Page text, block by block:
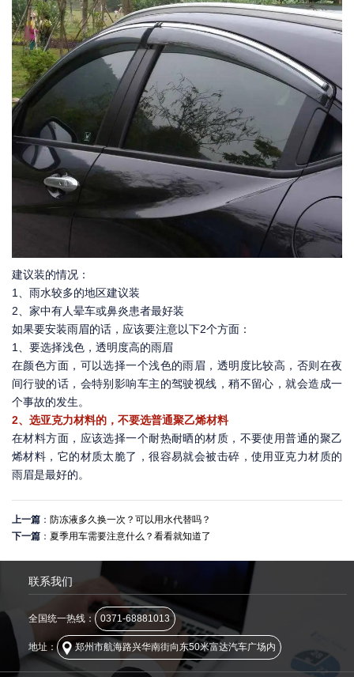
建议装的情况：
1、雨水较多的地区建议装
2、家中有人晕车或鼻炎患者最好装
如果要安装雨眉的话，应该要注意以下2个方面：
1、要选择浅色，透明度高的雨眉
在颜色方面，可以选择一个浅色的雨眉，透明度比较高，否则在夜
间行驶的话，会特别影响车主的驾驶视线，稍不留心，就会造成一
个事故的发生。
2、选亚克力材料的，不要选普通聚乙烯材料
在材料方面，应该选择一个耐热耐晒的材质，不要使用普通的聚乙
烯材料，它的材质太脆了，很容易就会被击碎，使用亚克力材质的
雨眉是最好的。
上一篇 ： 防冻液多久换一次？可以用水代替吗？
下一篇 ： 夏季用车需要注意什么？看看就知道了
联系我们
全国统一热线： 0371-68881013
地址： 郑州市航海路兴华南街向东50米富达汽车广场内